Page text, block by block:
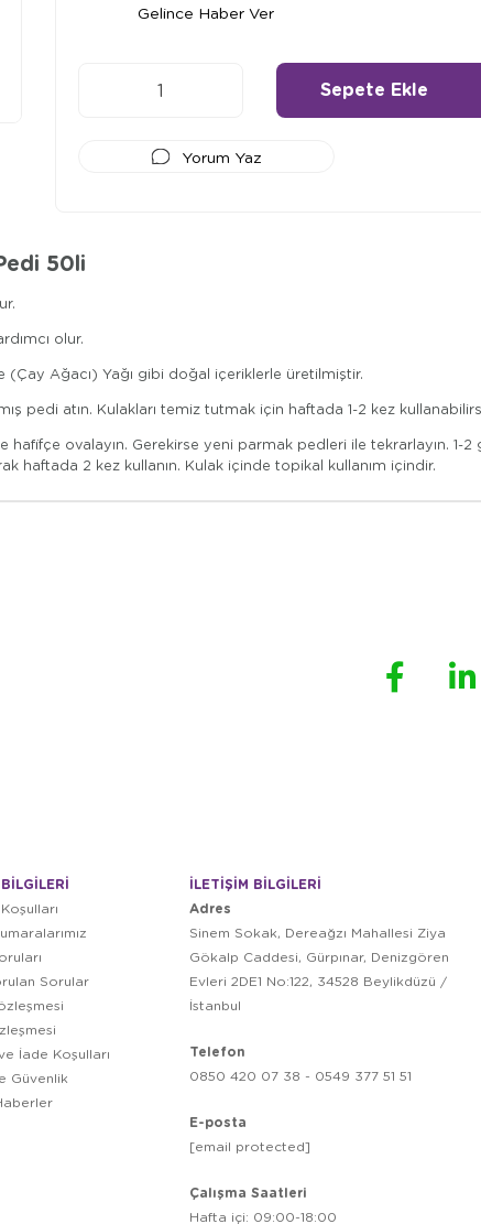
Gelince Haber Ver
Yorum Yaz
50li
olur.
(Çay Ağacı) Yağı gibi doğal içeriklerle üretilmiştir.
pedi atın. Kulakları temiz tutmak için haftada 1-2 kez
hafifçe ovalayın. Gerekirse yeni parmak pedleri ile tekrarlayın.
haftada 2 kez kullanın. Kulak içinde topikal kullanım içindir.
Sorular
İade Koşulları
Güvenlik
İLETİŞİM BİLGİLERİ
Adres
Sinem Sokak, Dereağzı Mahallesi Ziya
Gökalp Caddesi, Gürpınar, Denizgören
Evleri 2DE1 No:122, 34528 Beylikdüzü /
İstanbul
Telefon
0850 420 07 38 - 0549 377 51 51
E-posta
[email protected]
Çalışma Saatleri
Hafta içi: 09:00-18:00